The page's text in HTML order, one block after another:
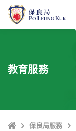
教育服務
主
保良局服務